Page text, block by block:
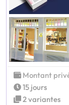
Montant
15 jours
2 variantes